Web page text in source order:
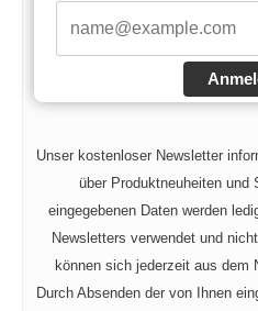
Unser kostenloser Newsletter
über Produktneuheiten und
eingegebenen Daten werden
Newsletters verwendet und
können sich jederzeit aus dem
Durch Absenden der von Ihnen